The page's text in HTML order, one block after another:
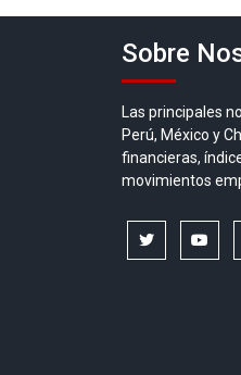
Sobre
Las principales
Perú, México y
financieras,
movimientos
twitter